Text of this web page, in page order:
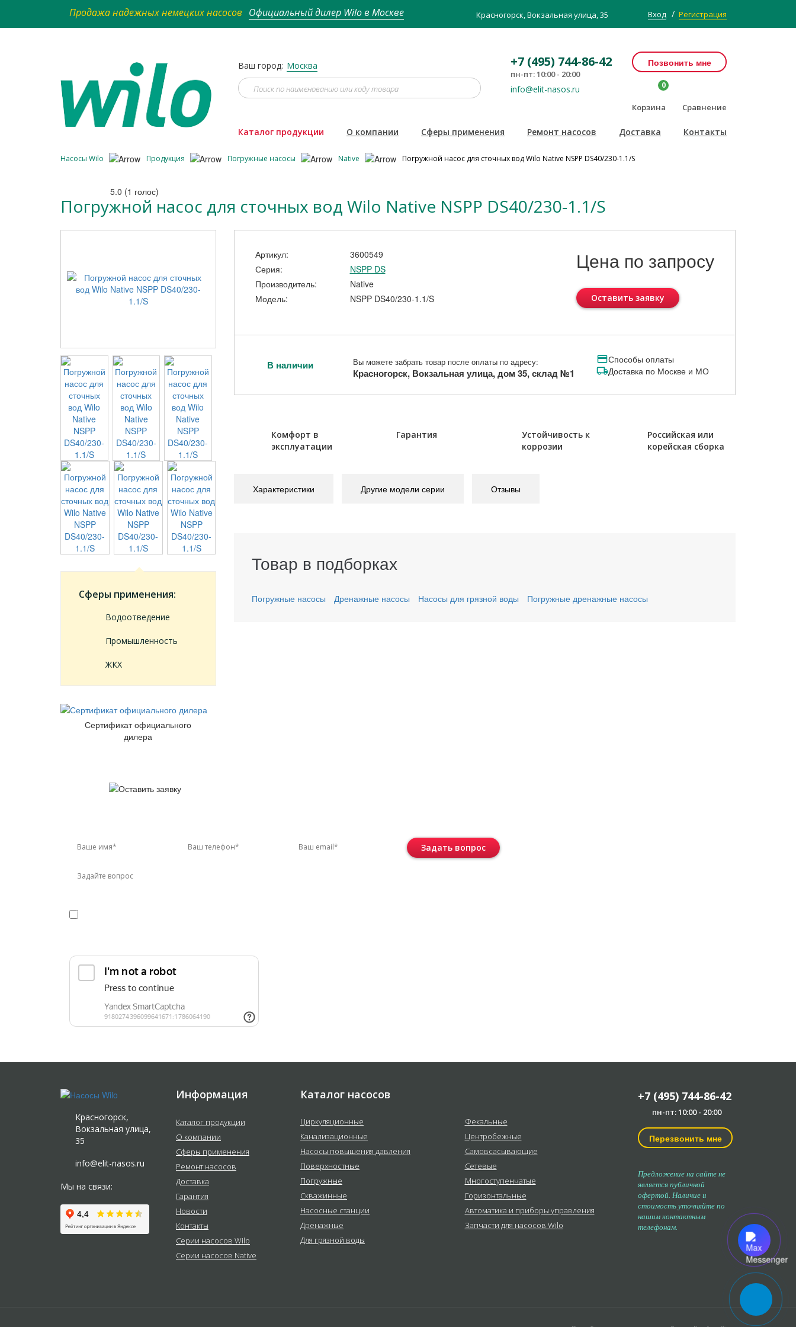
Продажа надежных немецких насосов Официальный дилер Wilo в Москве Красногорск, Вокзальная улица, 35 Вход / Регистрация
Ваш город: Москва +7 (495) 744-86-42
пн-пт: 10:00 - 20:00
info@elit-nasos.ru
Позвонить мне
Корзина
0
Сравнение
Каталог продукции О компании Сферы применения Ремонт насосов Доставка Контакты
Насосы Wilo Продукция Погружные насосы Native Погружной насос для сточных вод Wilo Native NSPP DS40/230-1.1/S
5.0 (1 голос)
Погружной насос для сточных вод Wilo Native NSPP DS40/230-1.1/S
Сферы применения:
Водоотведение
Промышленность
ЖКХ
Сертификат официального
дилера
Артикул:
3600549
Серия:
NSPP DS
Производитель:
Native
Модель:
NSPP DS40/230-1.1/S
Цена по запросу
Оставить заявку
В наличии Вы можете забрать товар после оплаты по адресу:
Красногорск, Вокзальная улица, дом 35, склад №1
Способы оплаты
Доставка по Москве и МО
Комфорт в
эксплуатации
Гарантия
Устойчивость к
коррозии
Российская или
корейская сборка
Характеристики Другие модели серии Отзывы
Товар в подборках
Погружные насосы Дренажные насосы Насосы для грязной воды Погружные дренажные насосы
Задать вопрос
Красногорск,
Вокзальная улица,
35
info@elit-nasos.ru
Мы на связи:
Информация
Каталог продукции
О компании
Сферы применения
Ремонт насосов
Доставка
Гарантия
Новости
Контакты
Серии насосов Wilo
Серии насосов Native
Каталог насосов
Циркуляционные
Канализационные
Насосы повышения давления
Поверхностные
Погружные
Скважинные
Насосные станции
Дренажные
Для грязной воды
Фекальные
Центробежные
Самовсасывающие
Сетевые
Многоступенчатые
Горизонтальные
Автоматика и приборы управления
Запчасти для насосов Wilo
+7 (495) 744-86-42
пн-пт: 10:00 - 20:00
Перезвонить мне
Предложение на сайте не
является публичной
офертой. Наличие и
стоимость уточняйте по
нашим контактным
телефонам.